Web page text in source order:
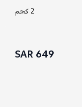
2 كجم
649 SAR